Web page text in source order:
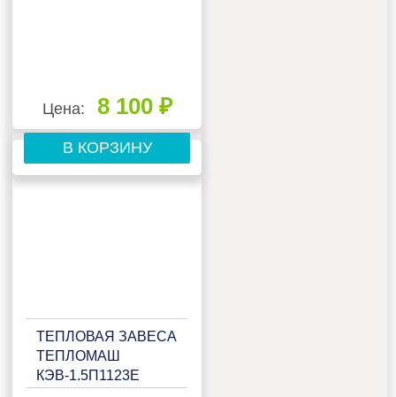
Цена: 8 100 ₽
В КОРЗИНУ
ТЕПЛОВАЯ ЗАВЕСА
ТЕПЛОМАШ
КЭВ-1.5П1123E